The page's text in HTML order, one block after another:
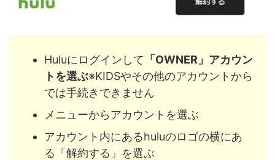
Huluにログインして 「OWNER」アカウン
トを選ぶ※KIDSやその他のアカウントから
では手続きできません
メニューからアカウントを選ぶ
アカウント内にあるhuluのロゴの横にあ
る「解約する」を選ぶ